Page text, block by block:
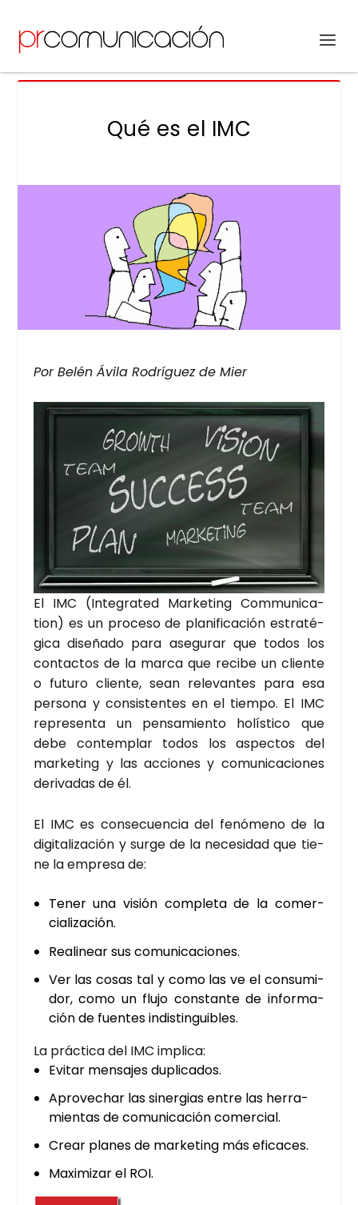
Qué es el IMC
Por Belén Ávi­la Rodrí­guez de Mier
El IMC (Inte­gra­ted Mar­ke­ting Com­mu­ni­ca­
tion) es un pro­ce­so de pla­ni­fi­ca­ción estra­té­
gi­ca dise­ña­do para ase­gu­rar que todos los
con­tac­tos de la mar­ca que reci­be un clien­te
o futu­ro clien­te, sean rele­van­tes para esa
per­so­na y con­sis­ten­tes en el tiem­po. El IMC
repre­sen­ta un pen­sa­mien­to holís­ti­co que
debe con­tem­plar todos los aspec­tos del
mar­ke­ting y las accio­nes y comu­ni­ca­cio­nes
deri­va­das de él.
El IMC es con­se­cuen­cia del fenó­meno de la
digi­ta­li­za­ción y sur­ge de la nece­si­dad que tie­
ne la empre­sa de:
Tener una visión com­ple­ta de la comer­
cia­li­za­ción.
Reali­near sus comu­ni­ca­cio­nes.
Ver las cosas tal y como las ve el con­su­mi­
dor, como un flu­jo cons­tan­te de infor­ma­
ción de fuen­tes indis­tin­gui­bles.
La prác­ti­ca del IMC impli­ca:
Evi­tar men­sa­jes dupli­ca­dos.
Apro­ve­char las siner­gias entre las herra­
mien­tas de comu­ni­ca­ción comer­cial.
Crear pla­nes de mar­ke­ting más efi­ca­ces.
Maxi­mi­zar el ROI.